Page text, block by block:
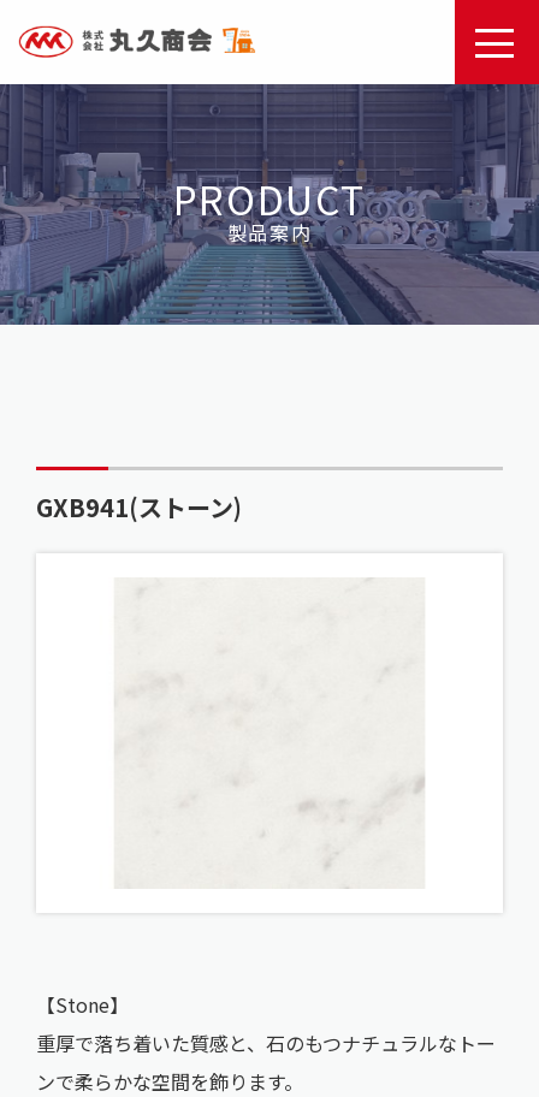
PRODUCT
製品案内
GXB941(ストーン)
【Stone】
重厚で落ち着いた質感と、石のもつナチュラルなトー
ンで柔らかな空間を飾ります。